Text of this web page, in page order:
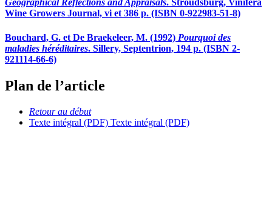
Geographical Reflections and Appraisals. Stroudsburg, Vinifera
Wine Growers Journal, vi et 386 p. (ISBN 0-922983-51-8)
Bouchard, G. et De Braekeleer, M. (1992) Pourquoi des
maladies héréditaires. Sillery, Septentrion, 194 p. (ISBN 2-
921114-66-6)
Plan de l’article
Retour au début
Texte intégral (PDF) Texte intégral (PDF)